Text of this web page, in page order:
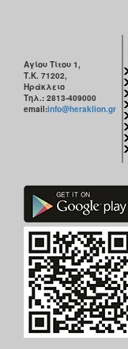
Αγίου Τίτου 1,
Τ.Κ. 71202,
Ηράκλειο
Τηλ.: 2813-409000
email:info@heraklion.gr